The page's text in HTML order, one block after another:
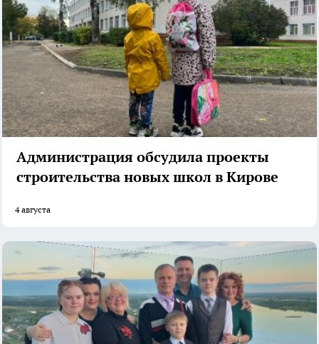
Администрация обсудила проекты
строительства новых школ в Кирове
4 августа